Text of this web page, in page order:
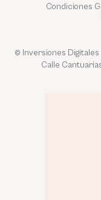
Condiciones
© Inversiones Digitales
Calle